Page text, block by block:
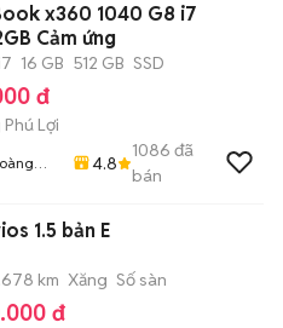
x360 1040 G8 i7
Cảm ứng
16 GB 512 GB SSD
đ
Lợi
4.8
1086 đã
bán
1.5 bản E
km Xăng Số sàn
đ